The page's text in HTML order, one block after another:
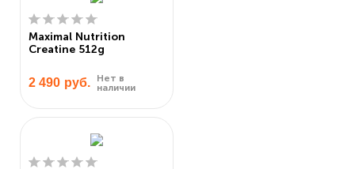
Maximal Nutrition
Creatine 512g
2 490 руб.
Нет в
наличии